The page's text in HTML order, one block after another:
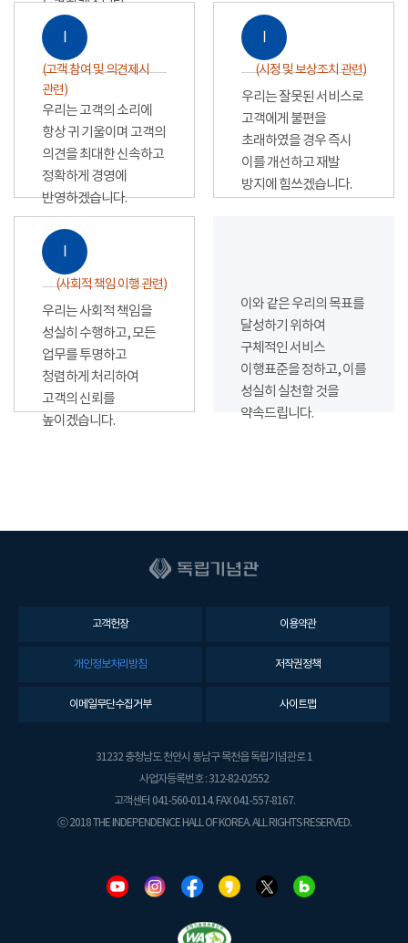
노력하겠습니다.
Ⅰ
(고객 참여 및 의견제시
관련)
우리는 고객의 소리에
항상 귀 기울이며 고객의
의견을 최대한 신속하고
정확하게 경영에
반영하겠습니다.
Ⅰ
(시정 및 보상조치 관련)
우리는 잘못된 서비스로
고객에게 불편을
초래하였을 경우 즉시
이를 개선하고 재발
방지에 힘쓰겠습니다.
Ⅰ
(사회적 책임 이행 관련)
우리는 사회적 책임을
성실히 수행하고, 모든
업무를 투명하고
청렴하게 처리하여
고객의 신뢰를
높이겠습니다.
이와 같은 우리의 목표를
달성하기 위하여
구체적인 서비스
이행표준을 정하고, 이를
성실히 실천할 것을
약속드립니다.
고객헌장 이용약관
개인정보처리방침 저작권정책
이메일무단수집거부 사이트맵
31232 충청남도 천안시 동남구 목천읍 독립기념관로 1
사업자등록번호 : 312-82-02552
고객센터 041-560-0114. FAX 041-557-8167.
ⓒ 2018 THE INDEPENDENCE HALL OF KOREA. ALL RIGHTS RESERVED.